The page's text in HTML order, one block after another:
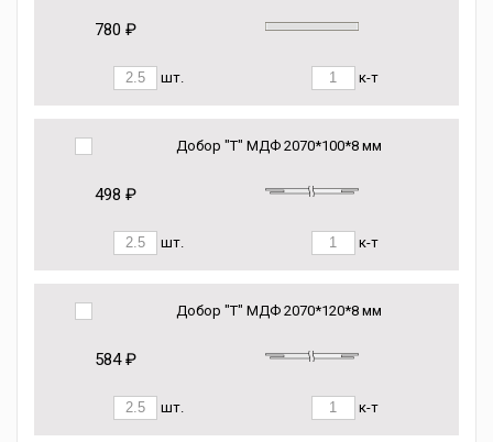
780 ₽
шт. к-т
Добор "Т" МДФ 2070*100*8 мм
498 ₽
шт. к-т
Добор "Т" МДФ 2070*120*8 мм
584 ₽
шт. к-т